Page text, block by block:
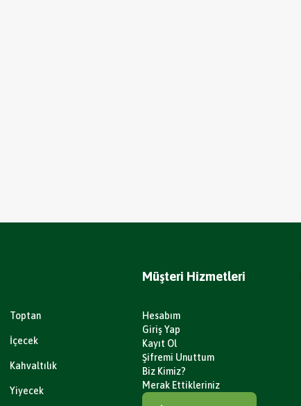
Toptan
İçecek
Kahvaltılık
Yiyecek
Müşteri Hizmetleri
Hesabım
Giriş Yap
Kayıt Ol
Şifremi Unuttum
Biz Kimiz?
Merak Ettikleriniz